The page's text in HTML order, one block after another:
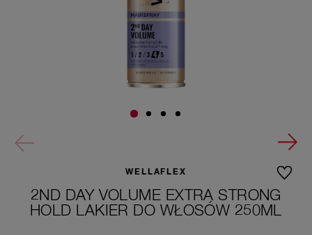
WELLAFLEX
2ND DAY VOLUME EXTRA STRONG
HOLD LAKIER DO WŁOSÓW 250ML